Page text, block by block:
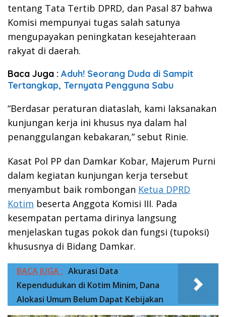
tentang Tata Tertib DPRD, dan Pasal 87 bahwa
Komisi mempunyai tugas salah satunya
mengupayakan peningkatan kesejahteraan
rakyat di daerah.
Baca Juga : Aduh! Seorang Duda di Sampit
Tertangkap, Ternyata Pengguna Sabu
“Berdasar peraturan diataslah, kami laksanakan
kunjungan kerja ini khusus nya dalam hal
penanggulangan kebakaran,” sebut Rinie.
Kasat Pol PP dan Damkar Kobar, Majerum Purni
dalam kegiatan kunjungan kerja tersebut
menyambut baik rombongan Ketua DPRD
Kotim beserta Anggota Komisi III. Pada
kesempatan pertama dirinya langsung
menjelaskan tugas pokok dan fungsi (tupoksi)
khususnya di Bidang Damkar.
BACA JUGA : Akurasi Data
Kependudukan di Kotim Minim, Dana
Alokasi Umum Belum Dapat Kebijakan